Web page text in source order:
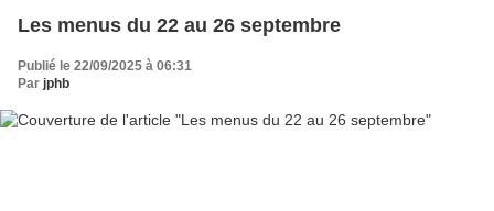
Les menus du 22 au 26 septembre
Publié le 22/09/2025 à 06:31
Par jphb